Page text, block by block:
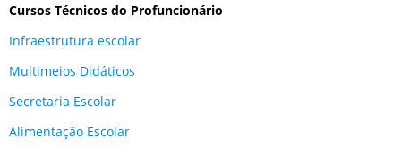
Cursos Técnicos do Profuncionário
Infraestrutura escolar
Multimeios Didáticos
Secretaria Escolar
Alimentação Escolar